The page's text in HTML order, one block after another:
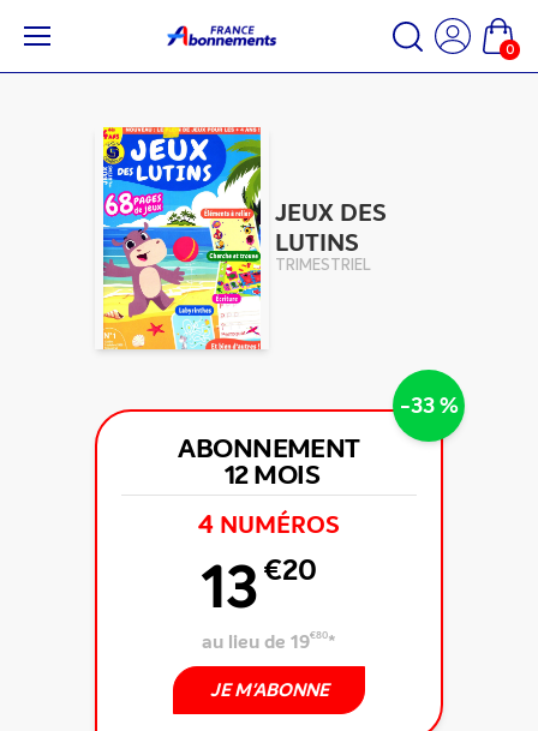
0
JEUX DES
LUTINS
TRIMESTRIEL
-33 %
ABONNEMENT
12 MOIS
4 NUMÉROS
13€20
au lieu de 19€80*
JE M'ABONNE